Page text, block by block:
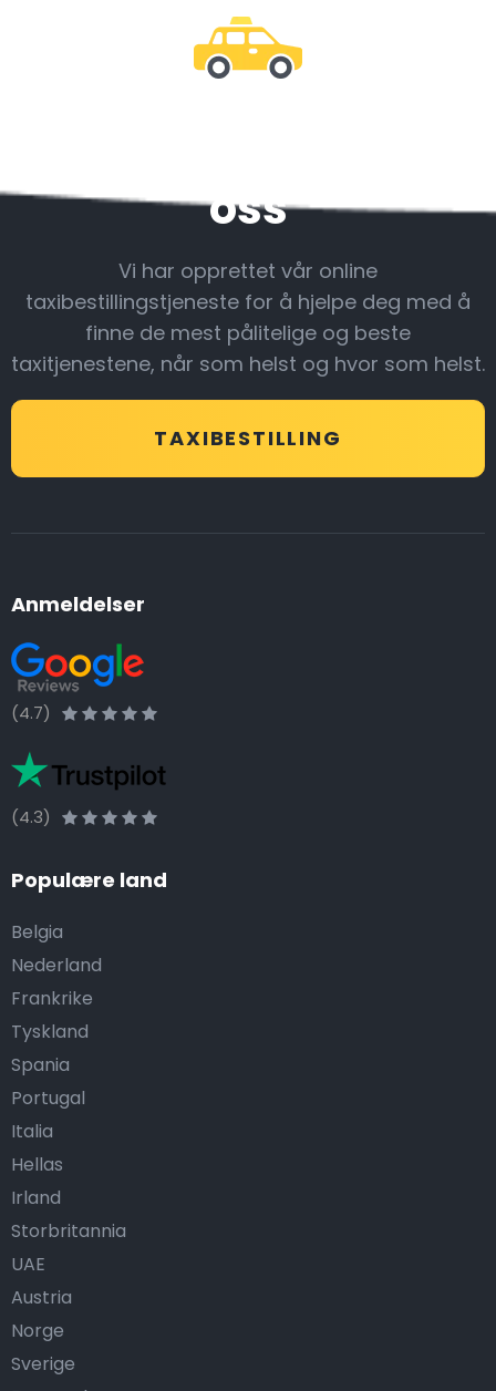
oss
Vi har opprettet vår online
taxibestillingstjeneste for å hjelpe deg med å
finne de mest pålitelige og beste
taxitjenestene, når som helst og hvor som helst.
TAXIBESTILLING
Anmeldelser
(4.7)
(4.3)
Populære land
Belgia
Nederland
Frankrike
Tyskland
Spania
Portugal
Italia
Hellas
Irland
Storbritannia
UAE
Austria
Norge
Sverige